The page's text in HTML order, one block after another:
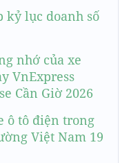
kỷ lục doanh số
nhớ của xe
VnExpress
Cần Giờ 2026
ô tô điện trong
Việt Nam 19